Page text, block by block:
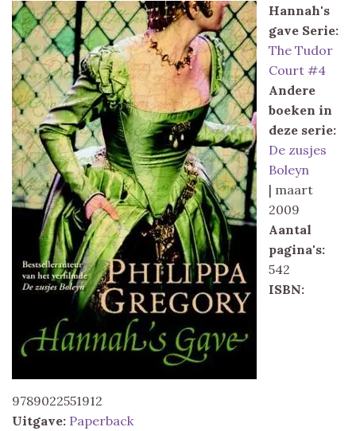
Hannah's
gave Serie:
The Tudor
Court #4
Andere
boeken in
deze serie:
De zusjes
Boleyn
| maart
2009
Aantal
pagina's:
542
ISBN:
9789022551912
Uitgave: Paperback